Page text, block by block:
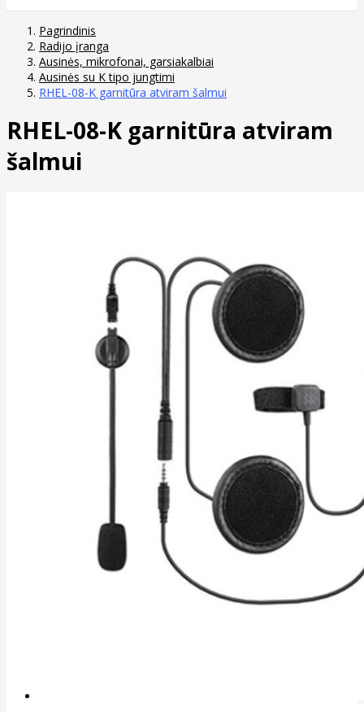
Pagrindinis
Radijo įranga
Ausinės, mikrofonai, garsiakalbiai
Ausinės su K tipo jungtimi
RHEL-08-K garnitūra atviram šalmui
RHEL-08-K garnitūra atviram
šalmui